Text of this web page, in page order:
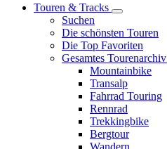
Touren & Tracks
Suchen
Die schönsten Touren
Die Top Favoriten
Gesamtes Tourenarchiv
Mountainbike
Transalp
Fahrrad Touring
Rennrad
Trekkingbike
Bergtour
Wandern